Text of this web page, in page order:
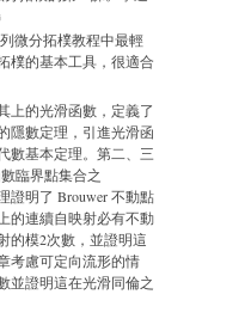
微分拓樸教程中最輕
樸的基本工具，很適合
上的光滑函數，定義了
隱數定理，引進光滑函
數基本定理。第二、三
臨界點集合之
證明了 Brouwer 不動點
的連續自映射必有不動
的模2次數，並證明這
考慮可定向流形的情
並證明這在光滑同倫之